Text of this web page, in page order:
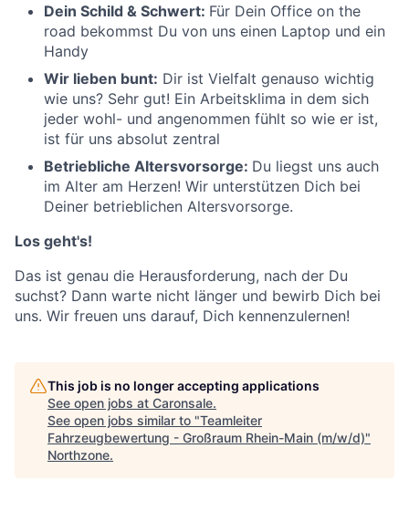
Dein Schild & Schwert: Für Dein Office on the
road bekommst Du von uns einen Laptop und ein
Handy
Wir lieben bunt: Dir ist Vielfalt genauso wichtig
wie uns? Sehr gut! Ein Arbeitsklima in dem sich
jeder wohl- und angenommen fühlt so wie er ist,
ist für uns absolut zentral
Betriebliche Altersvorsorge: Du liegst uns auch
im Alter am Herzen! Wir unterstützen Dich bei
Deiner betrieblichen Altersvorsorge.
Los geht's!
Das ist genau die Herausforderung, nach der Du
suchst? Dann warte nicht länger und bewirb Dich bei
uns. Wir freuen uns darauf, Dich kennenzulernen!
This job is no longer accepting applications
See open jobs at Caronsale.
See open jobs similar to "Teamleiter
Fahrzeugbewertung - Großraum Rhein-Main (m/w/d)"
Northzone.